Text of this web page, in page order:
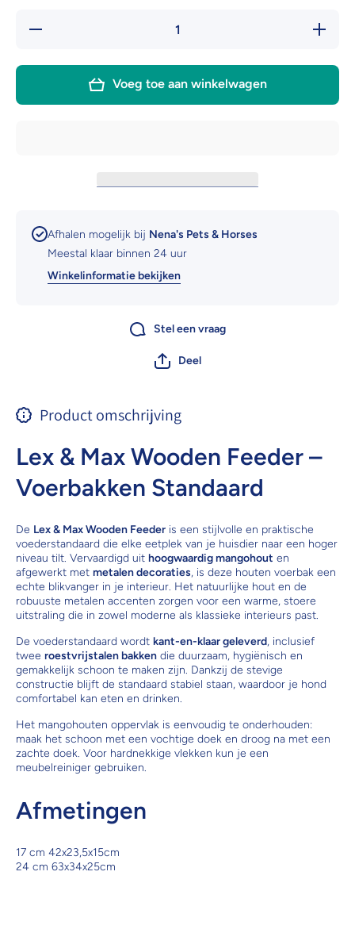
Hoeveelheid
Verhoog
Houten
Voeg toe aan winkelwagen
Afhalen mogelijk bij Nena's Pets & Horses
Meestal klaar binnen 24 uur
Winkelinformatie bekijken
Stel een vraag
Deel
Product omschrijving
Lex & Max Wooden Feeder –
Voerbakken Standaard
De Lex & Max Wooden Feeder is een stijlvolle en praktische
voederstandaard die elke eetplek van je huisdier naar een hoger
niveau tilt. Vervaardigd uit hoogwaardig mangohout en
afgewerkt met metalen decoraties, is deze houten voerbak een
echte blikvanger in je interieur. Het natuurlijke hout en de
robuuste metalen accenten zorgen voor een warme, stoere
uitstraling die in zowel moderne als klassieke interieurs past.
De voederstandaard wordt kant-en-klaar geleverd, inclusief
twee roestvrijstalen bakken die duurzaam, hygiënisch en
gemakkelijk schoon te maken zijn. Dankzij de stevige
constructie blijft de standaard stabiel staan, waardoor je hond
comfortabel kan eten en drinken.
Het mangohouten oppervlak is eenvoudig te onderhouden:
maak het schoon met een vochtige doek en droog na met een
zachte doek. Voor hardnekkige vlekken kun je een
meubelreiniger gebruiken.
Afmetingen
17 cm 42x23,5x15cm
24 cm 63x34x25cm